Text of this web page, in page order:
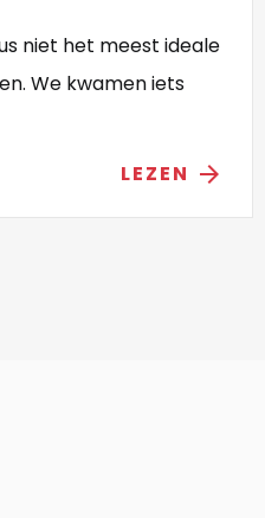
niet het meest ideale
We kwamen iets
LEZEN arrow_forward